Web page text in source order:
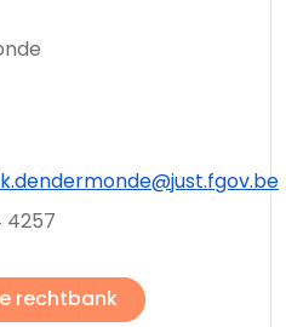
4257
rechtbank